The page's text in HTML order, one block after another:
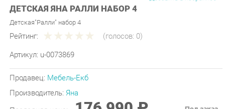
Детская"Ралли" набор 4
Рейтинг:
u-0073869
Производитель:Яна
Последняя цена: 176 990 ₽